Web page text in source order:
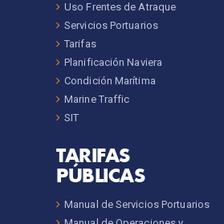
Uso Frentes de Atraque
Servicios Portuarios
Tarifas
Planificación Naviera
Condición Marítima
Marine Traffic
SIT
TARIFAS
PÚBLICAS
Manual de Servicios Portuarios